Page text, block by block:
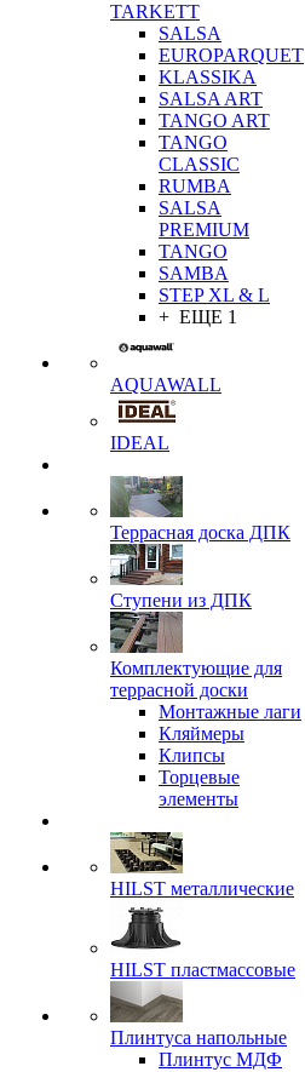
TARKETT
SALSA
EUROPARQUET
KLASSIKA
SALSA ART
TANGO ART
TANGO
CLASSIC
RUMBA
SALSA
PREMIUM
TANGO
SAMBA
STEP XL & L
+ ЕЩЕ 1
AQUAWALL
IDEAL
Террасная доска ДПК
Ступени из ДПК
Комплектующие для
террасной доски
Монтажные лаги
Кляймеры
Клипсы
Торцевые
элементы
HILST металлические
HILST пластмассовые
Плинтуса напольные
Плинтус МДФ